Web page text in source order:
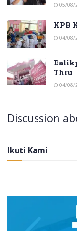
05/08/
KPB
04/08/
Thru
04/08/
Discussion
Ikuti Kami